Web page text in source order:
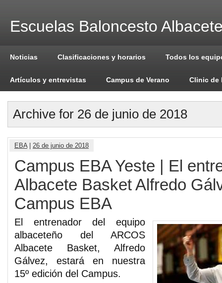
Escuelas Baloncesto
Noticias Clasificaciones y horarios Todos los
Artículos y entrevistas Campus de Verano Clinic de
Archive for 26 de junio de 2018
EBA| 26 de junio de 2018
Campus EBA Yeste | El
Albacete Basket Alfredo
Campus EBA
El entrenador del equipo
albaceteño del ARCOS
Albacete Basket, Alfredo
Gálvez, estará en nuestra
15º edición del Campus.